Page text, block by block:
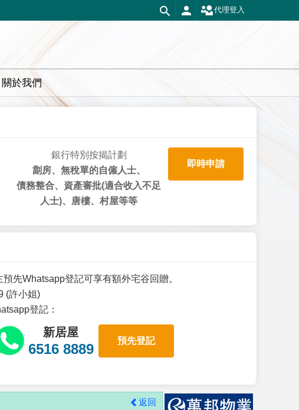
代理登入
關於我們
銀行特別按揭計劃
劏房、無稅單的自僱人士、
債務整合、資產審批(適合收入不足
人士)、唐樓、村屋等等
即時申請
先Whatsapp登記可享有額外宅谷回贈。
(許小姐)
登記：
新居屋
6516 8889
預先登記
返回